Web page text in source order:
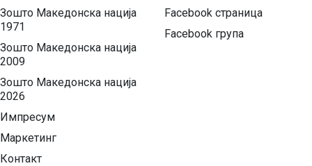
Зошто Македонска нација
1971
Зошто Македонска нација
2009
Зошто Македонска нација
2026
Импресум
Маркетинг
Контакт
Facebook страница
Facebook група